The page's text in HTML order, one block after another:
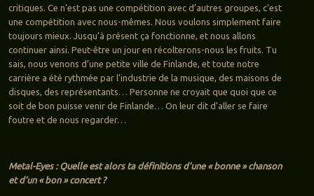
critiques. Ce n’est pas une compétition avec d’autres groupes, c’est
une compétition avec nous-mêmes. Nous voulons simplement faire
toujours mieux. Jusqu’à présent ça fonctionne, et nous allons
continuer ainsi. Peut-être un jour en récolterons-nous les fruits. Tu
sais, nous venons d’une petite ville de Finlande, et toute notre
carrière a été rythmée par l’industrie de la musique, des maisons de
disques, des représentants… Personne ne croyait que quoi que ce
soit de bon puisse venir de Finlande… On leur dit d’aller se faire
foutre et de nous regarder…
Metal-Eyes : Quelle est alors ta définitions d’une « bonne » chanson
et d’un « bon » concert ?